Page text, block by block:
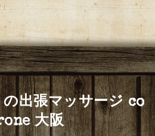
出張マッサージ co
大阪